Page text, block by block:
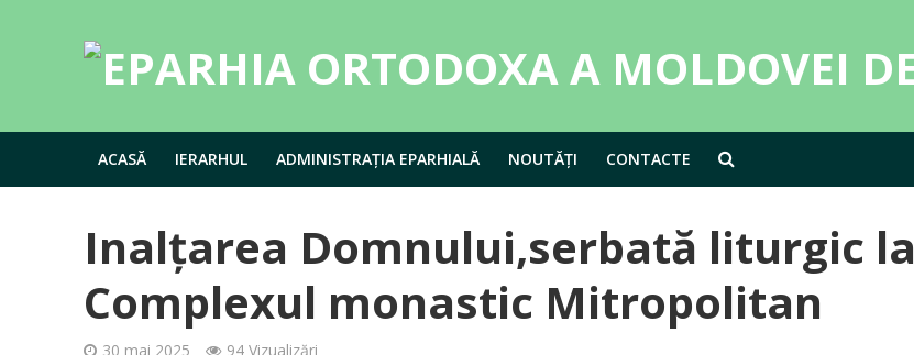
ACASĂ IERARHUL ADMINISTRAȚIA EPARHIALĂ NOUTĂȚI CONTACTE
Inalțarea Domnului,serbată liturgic la
Complexul monastic Mitropolitan
30 mai 2025 94 Vizualizări